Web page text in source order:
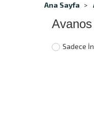
Ana Sayfa
Sadece